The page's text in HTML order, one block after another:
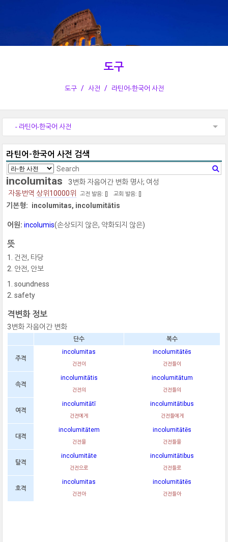
도구
도구 사전 라틴어-한국어 사전
- 라틴어-한국어 사전
라틴어-한국어 사전 검색
incolumitas
3변화 자음어간 변화 명사; 여성
자동번역 상위10000위 고전 발음: [] 교회 발음: []
기본형: incolumitas, incolumitātis
어원: incolumis(손상되지 않은, 약화되지 않은)
뜻
건전, 타당
안전, 안보
soundness
safety
격변화 정보
3변화 자음어간 변화
단수 복수
주격
incolumitas
건전이
incolumitātēs
건전들이
속격
incolumitātis
건전의
incolumitātum
건전들의
여격
incolumitātī
건전에게
incolumitātibus
건전들에게
대격
incolumitātem
건전을
incolumitātēs
건전들을
탈격
incolumitāte
건전으로
incolumitātibus
건전들로
호격
incolumitas
건전아
incolumitātēs
건전들아